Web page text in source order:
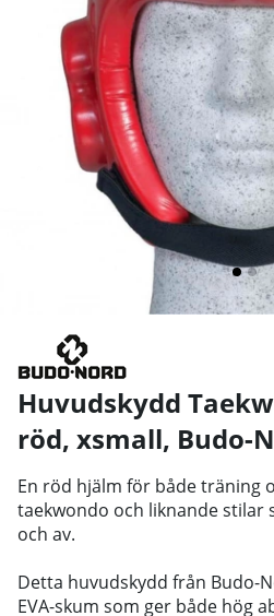
Huvudskydd
röd, xsmall, Budo-
En röd hjälm för både träning
taekwondo och liknande stilar
och av.
Detta huvudskydd från Budo-
EVA-skum som ger både hög